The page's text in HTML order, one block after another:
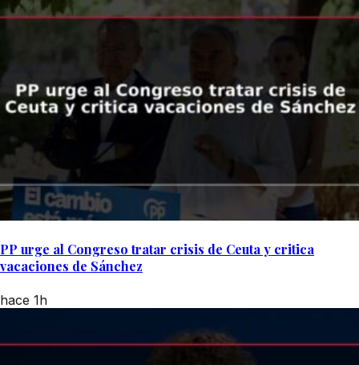
PP urge al Congreso tratar crisis de Ceuta y critica
vacaciones de Sánchez
hace 1h